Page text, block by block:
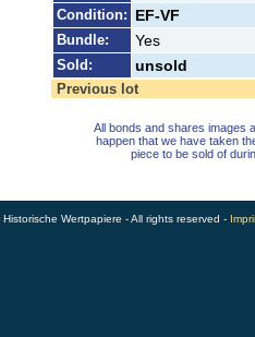
Condition: EF-VF
Bundle: Yes
Sold: unsold
Previous lot
All bonds and shares images
happen that we have taken
piece to be sold of
Wertpapiere - All rights reserved -